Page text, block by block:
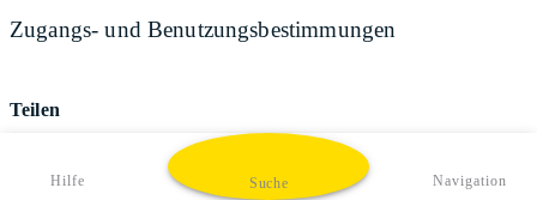
Zugangs- und Benutzungsbestimmungen
Teilen
Hilfe Suche Navigation